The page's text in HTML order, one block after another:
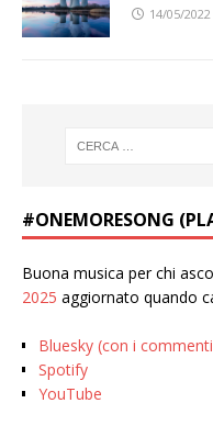
14/05/2022
#ONEMORESONG
Buona musica per chi
2025 aggiornato quando
Bluesky (con i
Spotify
YouTube